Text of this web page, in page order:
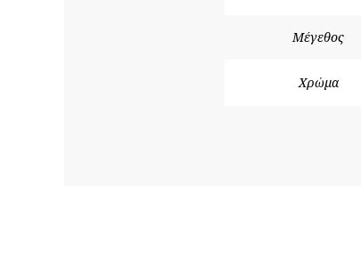
Μέγεθος
Χρώμα